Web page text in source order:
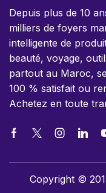
Depuis plus de 10
milliers de foyers
intelligente de
beauté, voyage,
partout au Maroc,
100 % satisfait ou
Achetez en toute
Copyright ©